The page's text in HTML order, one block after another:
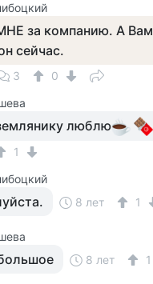
за компанию. А Вам
сейчас.
3
0
люблю
1
8 лет 1
8 лет 1